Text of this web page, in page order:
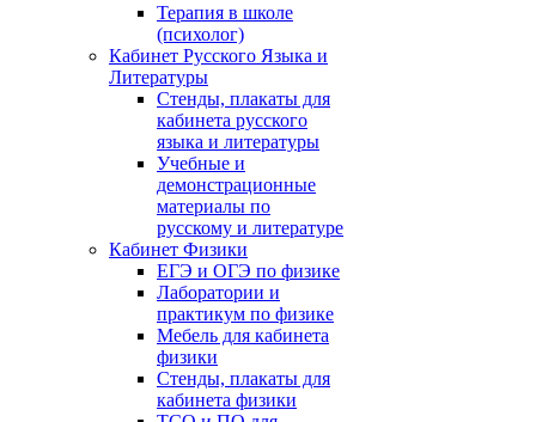
Терапия в школе
(психолог)
Кабинет Русского Языка и
Литературы
Стенды, плакаты для
кабинета русского
языка и литературы
Учебные и
демонстрационные
материалы по
русскому и литературе
Кабинет Физики
ЕГЭ и ОГЭ по физике
Лаборатории и
практикум по физике
Мебель для кабинета
физики
Стенды, плакаты для
кабинета физики